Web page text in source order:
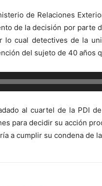
de Relaciones
de la decisión por parte
lo cual detectives de la
del sujeto de 40 años
al cuartel de la PDI
para decidir su acción
a cumplir su condena de